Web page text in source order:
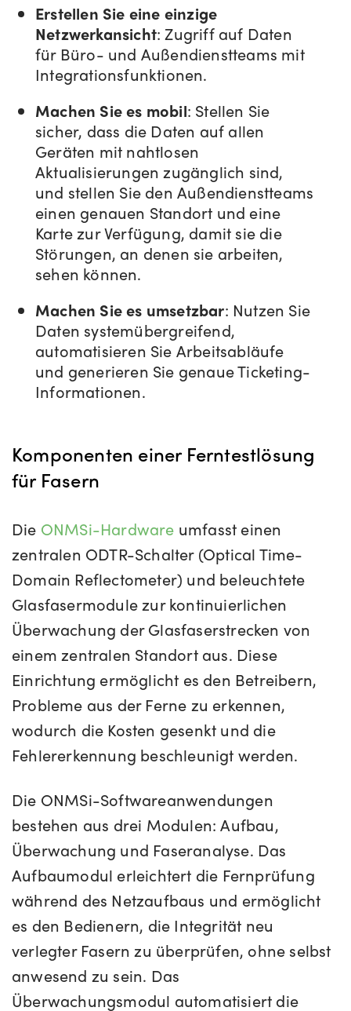
Erstellen Sie eine einzige
Netzwerkansicht: Zugriff auf Daten
für Büro- und Außendienstteams mit
Integrationsfunktionen.
Machen Sie es mobil: Stellen Sie
sicher, dass die Daten auf allen
Geräten mit nahtlosen
Aktualisierungen zugänglich sind,
und stellen Sie den Außendienstteams
einen genauen Standort und eine
Karte zur Verfügung, damit sie die
Störungen, an denen sie arbeiten,
sehen können.
Machen Sie es umsetzbar: Nutzen Sie
Daten systemübergreifend,
automatisieren Sie Arbeitsabläufe
und generieren Sie genaue Ticketing-
Informationen.
Komponenten einer Ferntestlösung
für Fasern
Die ONMSi-Hardware umfasst einen
zentralen ODTR-Schalter (Optical Time-
Domain Reflectometer) und beleuchtete
Glasfasermodule zur kontinuierlichen
Überwachung der Glasfaserstrecken von
einem zentralen Standort aus. Diese
Einrichtung ermöglicht es den Betreibern,
Probleme aus der Ferne zu erkennen,
wodurch die Kosten gesenkt und die
Fehlererkennung beschleunigt werden.
Die ONMSi-Softwareanwendungen
bestehen aus drei Modulen: Aufbau,
Überwachung und Faseranalyse. Das
Aufbaumodul erleichtert die Fernprüfung
während des Netzaufbaus und ermöglicht
es den Bedienern, die Integrität neu
verlegter Fasern zu überprüfen, ohne selbst
anwesend zu sein. Das
Überwachungsmodul automatisiert die